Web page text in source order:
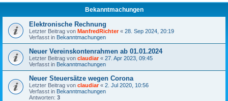
Bekanntmachungen
Elektronische Rechnung
Letzter Beitrag von ManfredRichter« 28. Sep 2024, 20:19
Verfasst in Bekanntmachungen
Neuer Vereinskontenrahmen ab 01.01.2024
Letzter Beitrag von claudiar« 27. Apr 2023, 09:45
Verfasst in Bekanntmachungen
Neuer Steuersätze wegen Corona
Letzter Beitrag von claudiar« 2. Jul 2020, 10:56
Verfasst in Bekanntmachungen
Antworten: 3